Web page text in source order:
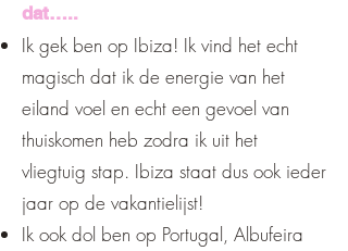
dat…..
Ik gek ben op Ibiza! Ik vind het echt
magisch dat ik de energie van het
eiland voel en echt een gevoel van
thuiskomen heb zodra ik uit het
vliegtuig stap. Ibiza staat dus ook ieder
jaar op de vakantielijst!
Ik ook dol ben op Portugal, Albufeira